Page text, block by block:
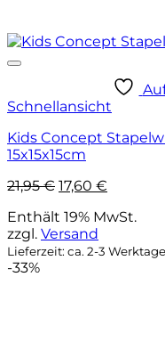
Schnellansicht
Kids Concept
15x15x15cm
21,95€ Ursprünglicher
war:
21,95 €
17,60 €
ist:
Enthält 19% MwSt.
zzgl. Versand
Lieferzeit: ca. 2-3 Werktage
-33%